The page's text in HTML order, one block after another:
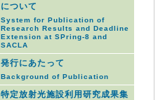
について
System for Publication of
Research Results and Deadline
Extension at SPring-8 and
SACLA
発行にあたって
Background of Publication
特定放射光施設利用研究成果集